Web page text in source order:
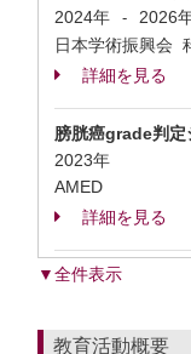
2024年
-
2026
日本学術振興会
詳細を見る
膀胱癌grade判定
2023年
AMED
詳細を見る
▼全件表示
教育活動概要